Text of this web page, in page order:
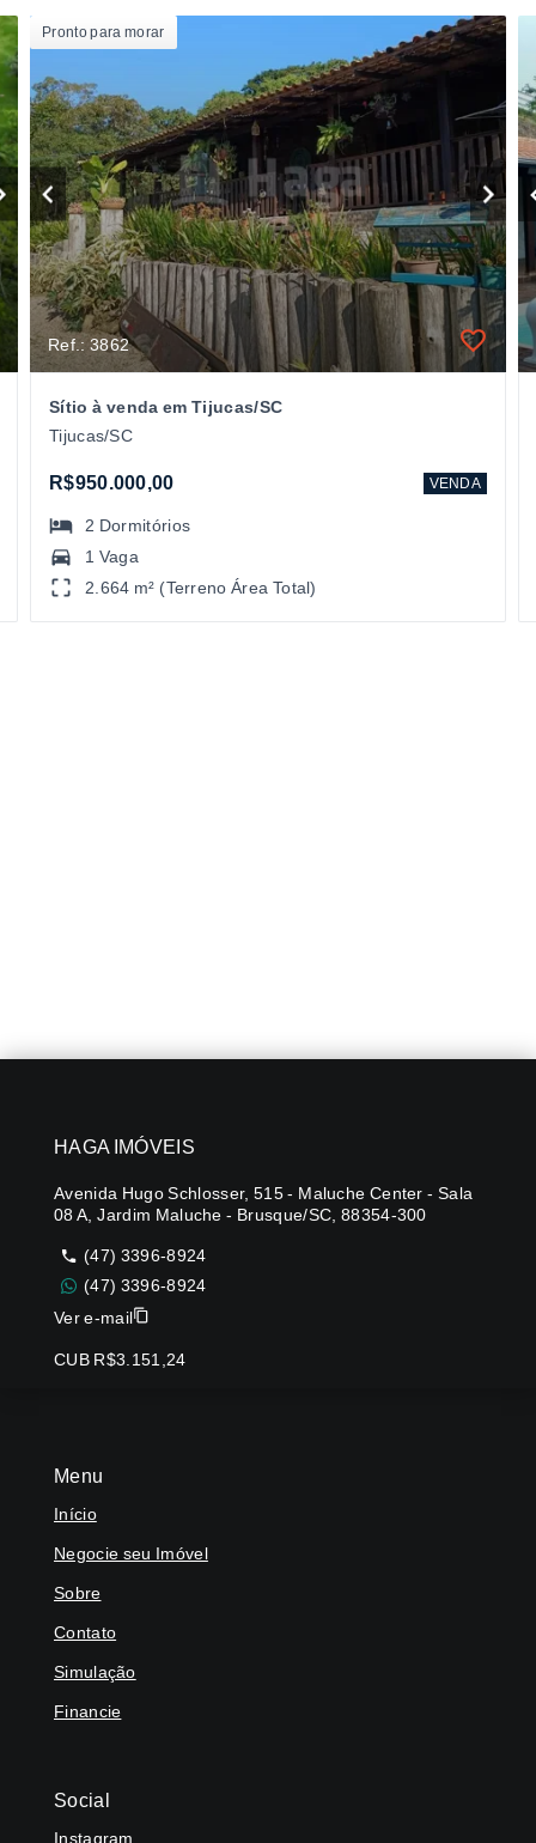
Pronto para morar
Ref.: 3862
Sítio à venda em Tijucas/SC
Tijucas/SC
R$950.000,00 VENDA
2 Dormitórios
1 Vaga
2.664 m² (Terreno Área Total)
Menu
Início
Negocie seu Imóvel
Sobre
Contato
Simulação
Financie
Social
Instagram
HAGA IMÓVEIS
Avenida Hugo Schlosser, 515 - Maluche Center - Sala
08 A, Jardim Maluche - Brusque/SC, 88354-300
(47) 3396-8924
(47) 3396-8924
Ver e-mail
CUB R$3.151,24